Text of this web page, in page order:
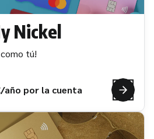
Nickel
tú!
por la cuenta